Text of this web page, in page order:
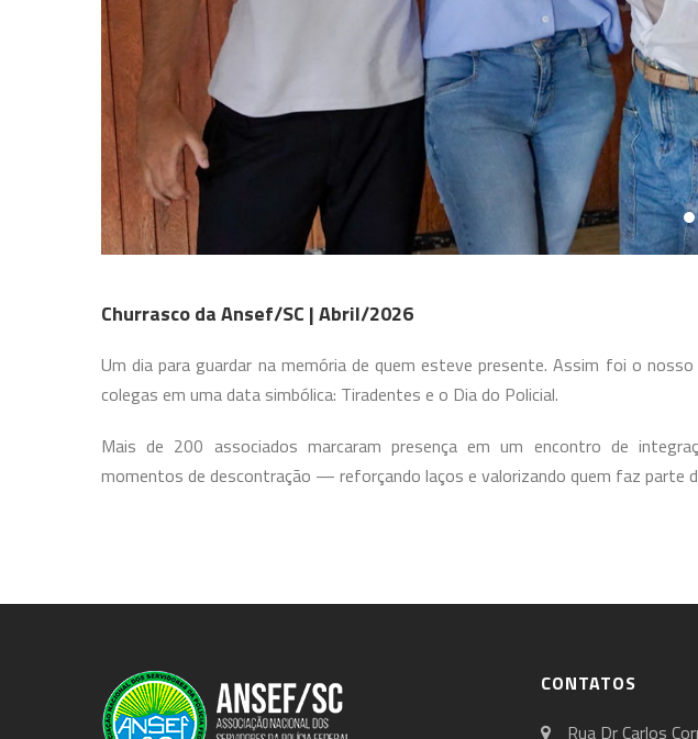
Churrasco da Ansef/SC | Abril/2026
Um dia para guardar na memória de quem esteve presente. Assim foi o
colegas em uma data simbólica: Tiradentes e o Dia do Policial.
Mais de 200 associados marcaram presença em um encontro de
momentos de descontração — reforçando laços e valorizando quem faz parte
CONTATOS
Rua Dr Carlos